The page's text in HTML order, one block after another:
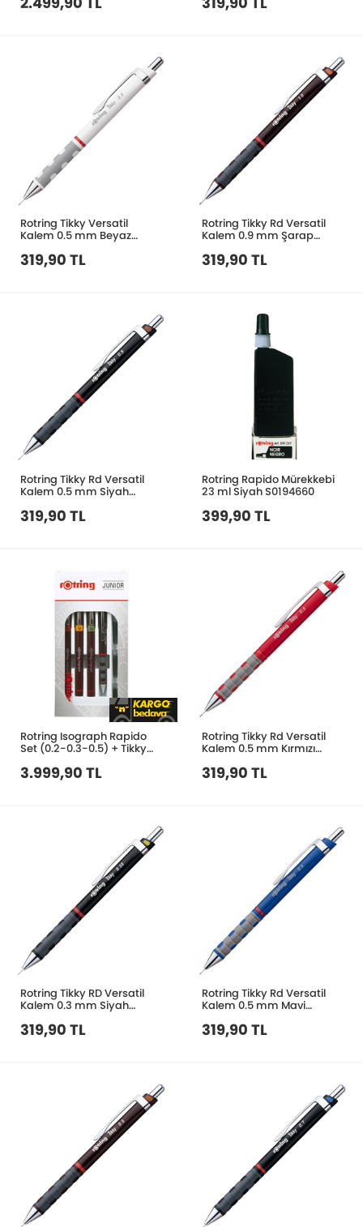
Rotring Tikky Versatil
Kalem 0.5 mm Beyaz
319,90 TL
Rotring Tikky Rd Versatil
Kalem 0.9 mm Şarap
319,90 TL
Rotring Tikky Rd Versatil
Kalem 0.5 mm Siyah
319,90 TL
Rotring Rapido Mürekkebi
23 ml Siyah S0194660
399,90 TL
Rotring Isograph Rapido
Set (0.2-0.3-0.5) + Tikky
3.999,90 TL
Rotring Tikky Rd Versatil
Kalem 0.5 mm Kırmızı
319,90 TL
Rotring Tikky RD Versatil
Kalem 0.3 mm Siyah
319,90 TL
Rotring Tikky Rd Versatil
Kalem 0.5 mm Mavi
319,90 TL